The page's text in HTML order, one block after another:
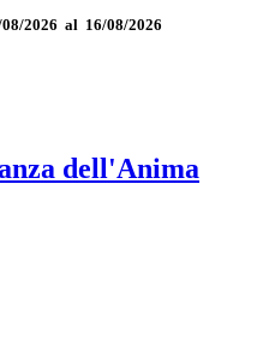
2026 al 16/08/2026
dell'Anima